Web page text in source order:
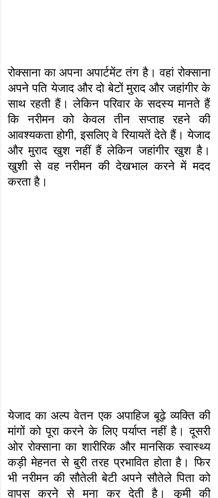
रोक्साना का अपना अपार्टमेंट तंग है। वहां रोक्साना
अपने पति येजाद और दो बेटों मुराद और जहांगीर के
साथ रहती हैं। लेकिन परिवार के सदस्य मानते हैं
कि नरीमन को केवल तीन सप्ताह रहने की
आवश्यकता होगी, इसलिए वे रियायतें देते हैं। येजाद
और मुराद खुश नहीं हैं लेकिन जहांगीर खुश है।
खुशी से वह नरीमन की देखभाल करने में मदद
करता है।
येजाद का अल्प वेतन एक अपाहिज बूढ़े व्यक्ति की
मांगों को पूरा करने के लिए पर्याप्त नहीं है। दूसरी
ओर रोक्साना का शारीरिक और मानसिक स्वास्थ्य
कड़ी मेहनत से बुरी तरह प्रभावित होता है। फिर
भी नरीमन की सौतेली बेटी अपने सौतेले पिता को
वापस करने से मना कर देती है। कूमी की